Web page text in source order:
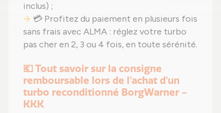
inclus) ;
💳 Profitez du paiement en plusieurs fois
sans frais avec ALMA : réglez votre turbo
pas cher en 2, 3 ou 4 fois, en toute sérénité.
💶 Tout savoir sur la consigne
remboursable lors de l'achat d'un
turbo reconditionné BorgWarner -
KKK